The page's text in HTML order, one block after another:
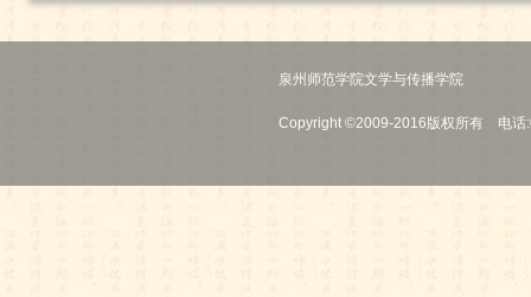
泉州师范学院文学与传播学院
Copyright ©2009-2016版权所有 电话